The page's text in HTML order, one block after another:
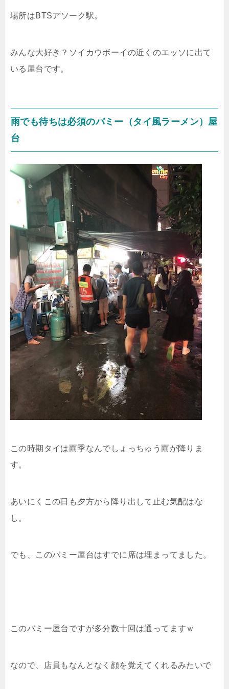
場所はBTSアソーク駅。
みんな大好き？ソイカウボーイの近くのエッソに出て
いる屋台です。
雨でも待ちは必須のバミー（タイ風ラーメン）屋
台
この時期タイは雨季なんでしょっちゅう雨が降りま
す。
あいにくこの日も夕方から降り出して止む気配はな
し。
でも、このバミー屋台はすでに席は埋まってました。
このバミー屋台ですが多分数十回は通ってますｗ
なので、店員もなんとなく顔を覚えてくれるみたいで